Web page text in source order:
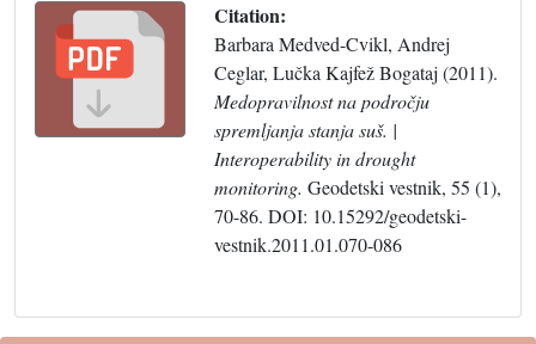
Citation:
Barbara Medved-Cvikl, Andrej
Ceglar, Lučka Kajfež Bogataj (2011).
Medopravilnost na področju
spremljanja stanja suš. |
Interoperability in drought
monitoring. Geodetski vestnik, 55 (1),
70-86. DOI: 10.15292/geodetski-
vestnik.2011.01.070-086